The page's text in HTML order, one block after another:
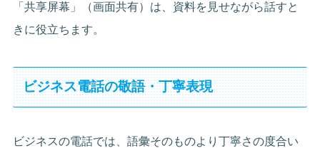
「共享屏幕」（画面共有）は、資料を見せながら話すと
きに役立ちます。
ビジネス電話の敬語・丁寧表現
ビジネスの電話では、語彙そのものより丁寧さの度合い